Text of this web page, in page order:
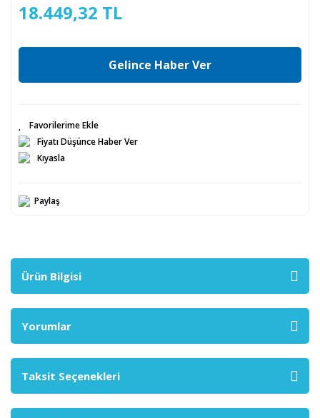
18.449,32 TL
Gelince Haber Ver
Fiyatı Düşünce Haber Ver
Kıyasla
Paylaş
Ürün Bilgisi
Yorumlar
Taksit Seçenekleri